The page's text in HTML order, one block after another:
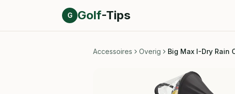
Direct naar inhoud
G Golf-Tips
Accessoires Overig Big Max I-Dry Rain